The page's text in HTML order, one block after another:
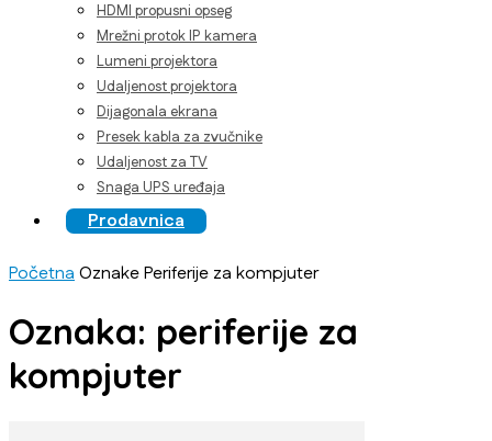
HDMI propusni opseg
Mrežni protok IP kamera
Lumeni projektora
Udaljenost projektora
Dijagonala ekrana
Presek kabla za zvučnike
Udaljenost za TV
Snaga UPS uređaja
Prodavnica
PočetnaOznakePeriferije za kompjuter
Oznaka: periferije za
kompjuter